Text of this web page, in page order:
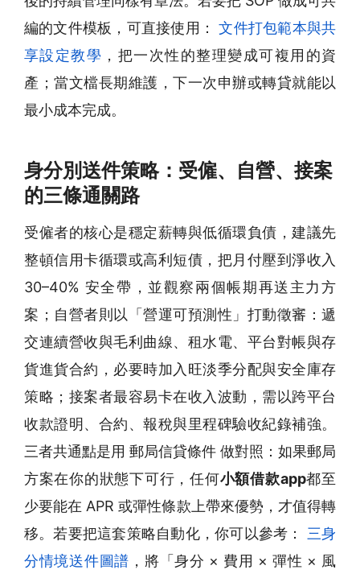
編的文件模板，可直接使用：
文件打包範本與共
享設定教學 ，把一次性的整理變成可複用的資
產；當文檔長期維護，下一次申辦或轉貸就能以
最小成本完成。
身分別送件策略：受僱、自營、接案
的三條通關路
受僱者的核心是穩定薪轉與低循環負債，建議先
整頓信用卡循環或高利短債，把月付壓到淨收入
30–40% 安全帶，並觀察兩個帳期再送主力方
案；自營者則以「營運可預測性」打動徵審：遞
交連續營收與毛利曲線、租水電、平台對帳與存
貨進貨合約，必要時加入旺淡季分配與安全庫存
策略；接案者最容易卡在收入波動，需以跨平台
收款證明、合約、報稅與里程碑驗收紀錄補強。
三者共通點是用 郵局信貸條件 做對照：如果郵局
方案在你的狀態下可行，任何小額借款app都至
少要能在 APR 或彈性條款上帶來優勢，才值得轉
移。若要把這套策略自動化，你可以參考：
三身
分情境送件圖譜 ，將「身分 × 費用 × 彈性 × 風